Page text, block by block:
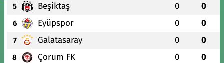
5 Beşiktaş 0 0
6 Eyüpspor 0 0
7 Galatasaray 0 0
8 Çorum FK 0 0